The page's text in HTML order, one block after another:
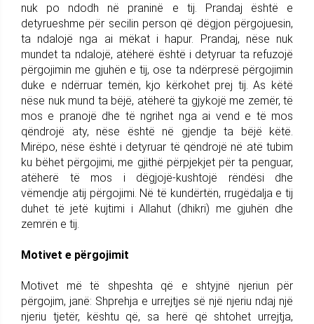
nuk po ndodh në praninë e tij. Prandaj është e
detyrueshme për secilin person që dëgjon përgojuesin,
ta ndalojë nga ai mëkat i hapur. Prandaj, nëse nuk
mundet ta ndalojë, atëherë është i detyruar ta refuzojë
përgojimin me gjuhën e tij, ose ta ndërpresë përgojimin
duke e ndërruar temën, kjo kërkohet prej tij. As këtë
nëse nuk mund ta bëjë, atëherë ta gjykojë me zemër, të
mos e pranojë dhe të ngrihet nga ai vend e të mos
qëndrojë aty, nëse është në gjendje ta bëjë këtë.
Mirëpo, nëse është i detyruar të qëndrojë në atë tubim
ku bëhet përgojimi, me gjithë përpjekjet për ta penguar,
atëherë të mos i dëgjojë-kushtojë rëndësi dhe
vëmendje atij përgojimi. Në të kundërtën, rrugëdalja e tij
duhet të jetë kujtimi i Allahut (dhikri) me gjuhën dhe
zemrën e tij.
Motivet e përgojimit
Motivet më të shpeshta që e shtyjnë njeriun për
përgojim, janë: Shprehja e urrejtjes së një njeriu ndaj një
njeriu tjetër, kështu që, sa herë që shtohet urrejtja,